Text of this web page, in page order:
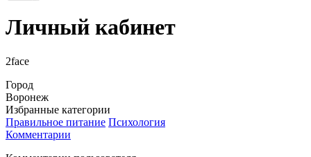
Личный кабинет
2face
Город
Воронеж
Избранные категории
Правильное питание Психология
Комментарии